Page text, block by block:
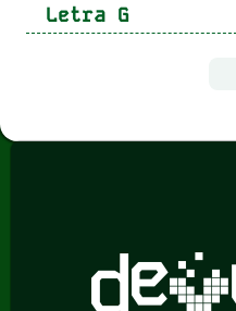
Letra G